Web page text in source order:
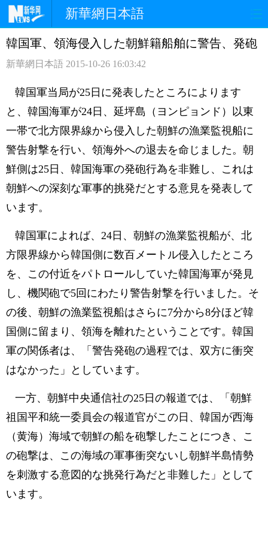
新華網日本語
ホームページ 政治 経済
観光 評論 写真
中日対訳
韓国軍、領海侵入した朝鮮籍船舶に警告、発砲
新華網日本語 2015-10-26 16:03:42
韓国軍当局が25日に発表したところによります
と、韓国海軍が24日、延坪島（ヨンピョンド）以東
一帯で北方限界線から侵入した朝鮮の漁業監視船に
警告射撃を行い、領海外への退去を命じました。朝
鮮側は25日、韓国海軍の発砲行為を非難し、これは
朝鮮への深刻な軍事的挑発だとする意見を発表して
います。
韓国軍によれば、24日、朝鮮の漁業監視船が、北
方限界線から韓国側に数百メートル侵入したところ
を、この付近をパトロールしていた韓国海軍が発見
し、機関砲で5回にわたり警告射撃を行いました。そ
の後、朝鮮の漁業監視船はさらに7分から8分ほど韓
国側に留まり、領海を離れたということです。韓国
軍の関係者は、「警告発砲の過程では、双方に衝突
はなかった」としています。
一方、朝鮮中央通信社の25日の報道では、「朝鮮
祖国平和統一委員会の報道官がこの日、韓国が西海
（黄海）海域で朝鮮の船を砲撃したことにつき、こ
の砲撃は、この海域の軍事衝突ないし朝鮮半島情勢
を刺激する意図的な挑発行為だと非難した」として
います。